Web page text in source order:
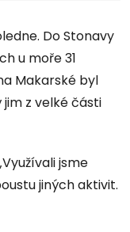
Do Stonavy
u moře 31
Makarské byl
z velké části
jsme
jiných aktivit.